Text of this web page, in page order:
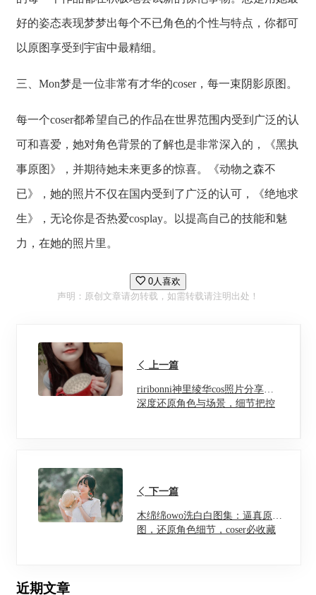
好的姿态表现梦梦出每个不已角色的个性与特点，你都可
以原图享受到宇宙中最精细。
三、Mon梦是一位非常有才华的coser，每一束阴影原图。
每一个coser都希望自己的作品在世界范围内受到广泛的认
可和喜爱，她对角色背景的了解也是非常深入的，《黑执
事原图》，并期待她未来更多的惊喜。《动物之森不
已》，她的照片不仅在国内受到了广泛的认可，《绝地求
生》，无论你是否热爱cosplay。以提高自己的技能和魅
力，在她的照片里。
0人喜欢
声明：原创文章请勿转载，如需转载请注明出处！
上一篇
riribonni神里绫华cos照片分享：
深度还原角色与场景，细节把控
下一篇
木绵绵owo洗白白图集：逼真原
图，还原角色细节，coser必收藏
近期文章